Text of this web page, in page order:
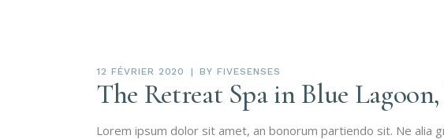
12 FÉVRIER 2020 BY FIVESENSES
The Retreat Spa in Blue
Lorem ipsum dolor sit amet, an bonorum partiendo sit. Ne alia